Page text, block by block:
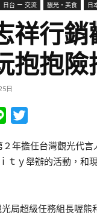
日台 ー 交流 観光・美食 日
祥行
抱抱險
日
Line
年擔任台灣觀光代言
ｔｙ舉辦的活動，和
局超級任務組長喔熊